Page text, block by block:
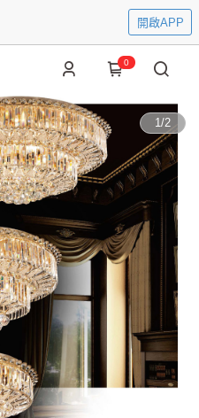
開啟APP
0
1/2